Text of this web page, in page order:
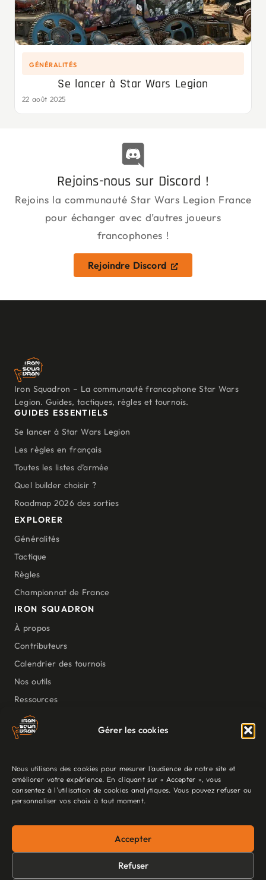
Gérer les cookies
Nous utilisons des cookies pour mesurer l'audience de notre site et
améliorer votre expérience. En cliquant sur « Accepter », vous
consentez à l'utilisation de cookies analytiques. Vous pouvez refuser ou
personnaliser vos choix à tout moment.
Accepter
Refuser
GÉNÉRALITÉS
Se lancer à Star Wars Legion
22 août 2025
Rejoins-nous sur Discord !
Rejoins la communauté Star Wars Legion France
pour échanger avec d’autres joueurs
francophones !
Rejoindre Discord
Iron Squadron – La communauté francophone Star Wars
Legion. Guides, tactiques, règles et tournois.
GUIDES ESSENTIELS
Se lancer à Star Wars Legion
Les règles en français
Toutes les listes d’armée
Quel builder choisir ?
Roadmap 2026 des sorties
EXPLORER
Généralités
Tactique
Règles
Championnat de France
IRON SQUADRON
À propos
Contributeurs
Calendrier des tournois
Nos outils
Ressources
NOUS SUIVRE
Mentions légales·Politique de confidentialité· Politique de Cookies